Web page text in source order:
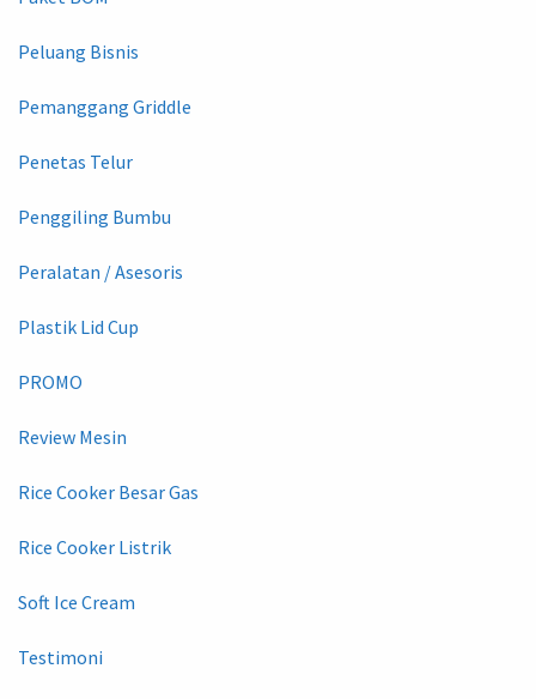
Peluang Bisnis
Pemanggang Griddle
Penetas Telur
Penggiling Bumbu
Peralatan / Asesoris
Plastik Lid Cup
PROMO
Review Mesin
Rice Cooker Besar Gas
Rice Cooker Listrik
Soft Ice Cream
Testimoni